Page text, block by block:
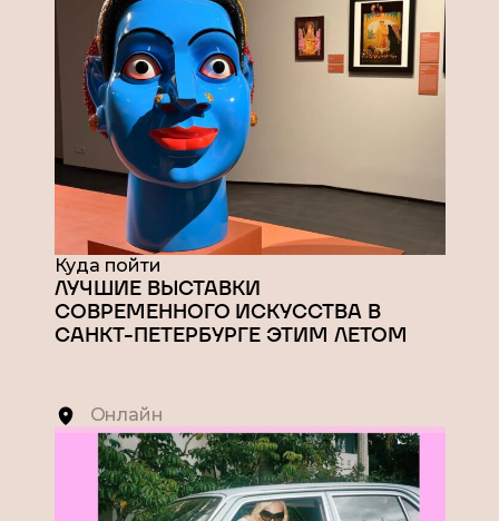
Куда пойти
ЛУЧШИЕ ВЫСТАВКИ
СОВРЕМЕННОГО ИСКУССТВА В
САНКТ-ПЕТЕРБУРГЕ ЭТИМ ЛЕТОМ
Онлайн